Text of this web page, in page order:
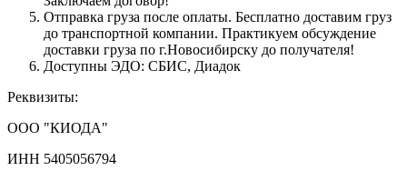
Отправка груза после оплаты. Бесплатно доставим груз
до транспортной компании. Практикуем обсуждение
доставки груза по г.Новосибирску до получателя!
Доступны ЭДО: СБИС, Диадок
Реквизиты:
ООО "КИОДА"
ИНН 5405056794